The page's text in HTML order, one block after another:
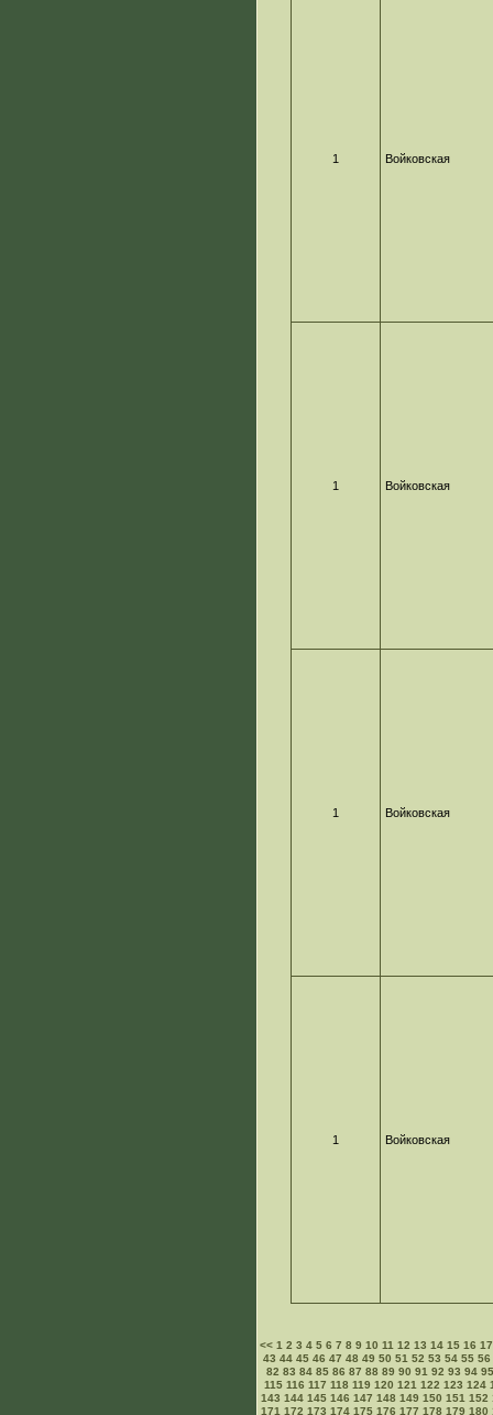
1 Войковская
1 Войковская
1 Войковская
1 Войковская
<<1 2 3 4 5 6 7 8 9 10 11 12 13 14 15 16 17
43 44 45 46 47 48 49 50 51 52 53 54 55 56
82 83 84 85 86 87 88 89 90 91 92 93 94 95
115 116 117 118 119 120 121 122 123 124
143 144 145 146 147 148 149 150 151 152
171 172 173 174 175 176 177 178 179 180